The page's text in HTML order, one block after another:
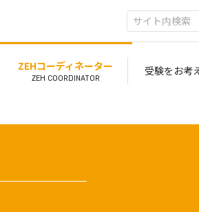
ZEHコーディネーター 受験をお考